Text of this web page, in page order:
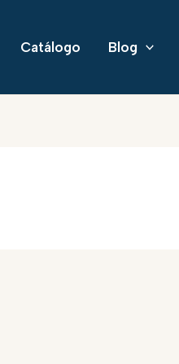
Catálogo Blog